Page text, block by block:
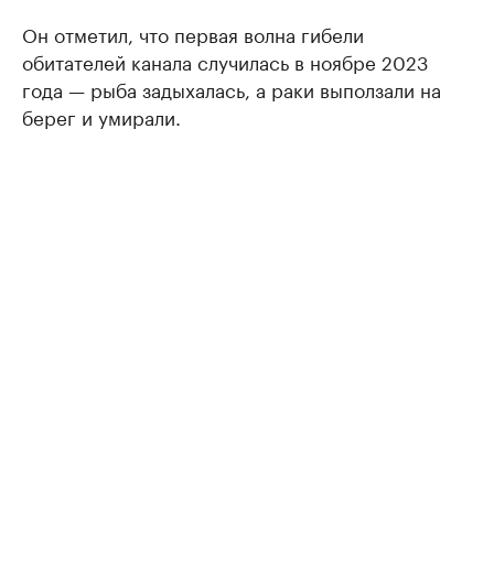
Он отметил, что первая волна гибели
обитателей канала случилась в ноябре 2023
года — рыба задыхалась, а раки выползали на
берег и умирали.